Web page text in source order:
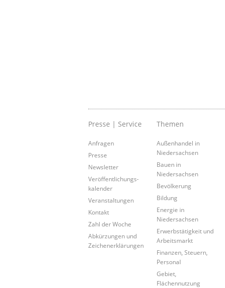
Presse | Service
Anfragen
Presse
Newsletter
Veröffentlichungs-
kalender
Veranstaltungen
Kontakt
Zahl der Woche
Abkürzungen und
Zeichenerklärungen
Themen
Außenhandel in
Niedersachsen
Bauen in
Niedersachsen
Bevölkerung
Bildung
Energie in
Niedersachsen
Erwerbstätigkeit und
Arbeitsmarkt
Finanzen, Steuern,
Personal
Gebiet,
Flächennutzung